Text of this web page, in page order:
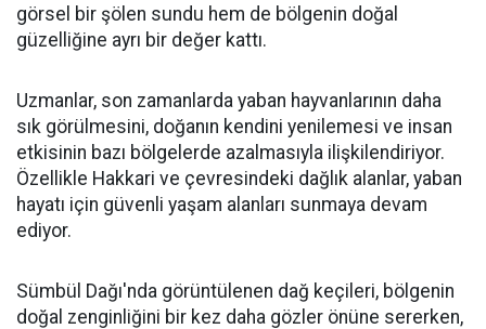
görsel bir şölen sundu hem de bölgenin doğal
güzelliğine ayrı bir değer kattı.
Uzmanlar, son zamanlarda yaban hayvanlarının daha
sık görülmesini, doğanın kendini yenilemesi ve insan
etkisinin bazı bölgelerde azalmasıyla ilişkilendiriyor.
Özellikle Hakkari ve çevresindeki dağlık alanlar, yaban
hayatı için güvenli yaşam alanları sunmaya devam
ediyor.
Sümbül Dağı'nda görüntülenen dağ keçileri, bölgenin
doğal zenginliğini bir kez daha gözler önüne sererken,